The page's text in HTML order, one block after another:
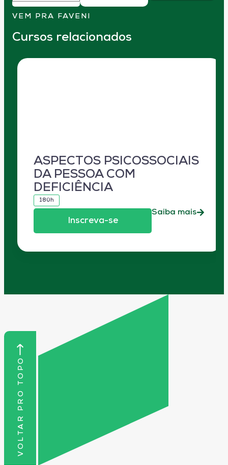
VEM PRA FAVENI
Cursos relacionados
ASPECTOS PSICOSSOCIAIS
DA PESSOA COM
DEFICIÊNCIA
180h
Inscreva-se
Saiba mais
VOLTAR PRO TOPO